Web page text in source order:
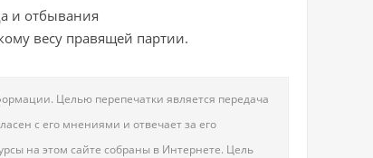
и отбывания
весу правящей партии.
Целью перепечатки является передача
с его мнениями и отвечает за его
на этом сайте собраны в Интернете. Цель